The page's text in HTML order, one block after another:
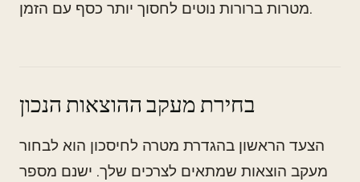
מטרות ברורות נוטים לחסוך יותר כסף עם הזמן.
בחירת מעקב ההוצאות הנכון
הצעד הראשון בהגדרת מטרה לחיסכון הוא לבחור
מעקב הוצאות שמתאים לצרכים שלך. ישנם מספר